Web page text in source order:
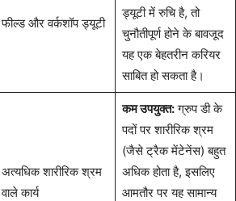
फील्ड और वर्कशॉप ड्यूटी
ड्यूटी में रुचि है, तो
चुनौतीपूर्ण होने के बावजूद
यह एक बेहतरीन करियर
साबित हो सकता है।
अत्यधिक शारीरिक श्रम
वाले कार्य
कम उपयुक्त:ग्रुप डी के
पदों पर शारीरिक श्रम
(जैसे ट्रैक मेंटेनेंस) बहुत
अधिक होता है, इसलिए
आमतौर पर यह सामान्य